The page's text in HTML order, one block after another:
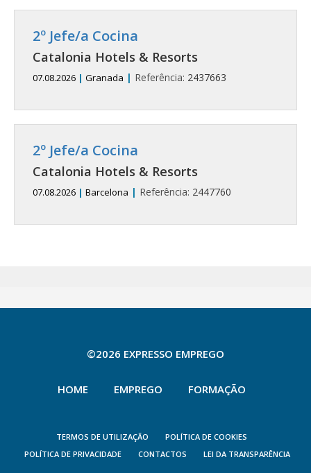
2º Jefe/a Cocina
Catalonia Hotels & Resorts
07.08.2026 | Granada | Referência: 2437663
2º Jefe/a Cocina
Catalonia Hotels & Resorts
07.08.2026 | Barcelona | Referência: 2447760
©2026 EXPRESSO EMPREGO
HOME EMPREGO FORMAÇÃO
TERMOS DE UTILIZAÇÃO
POLÍTICA DE COOKIES
POLÍTICA DE PRIVACIDADE
CONTACTOS LEI DA TRANSPARÊNCIA